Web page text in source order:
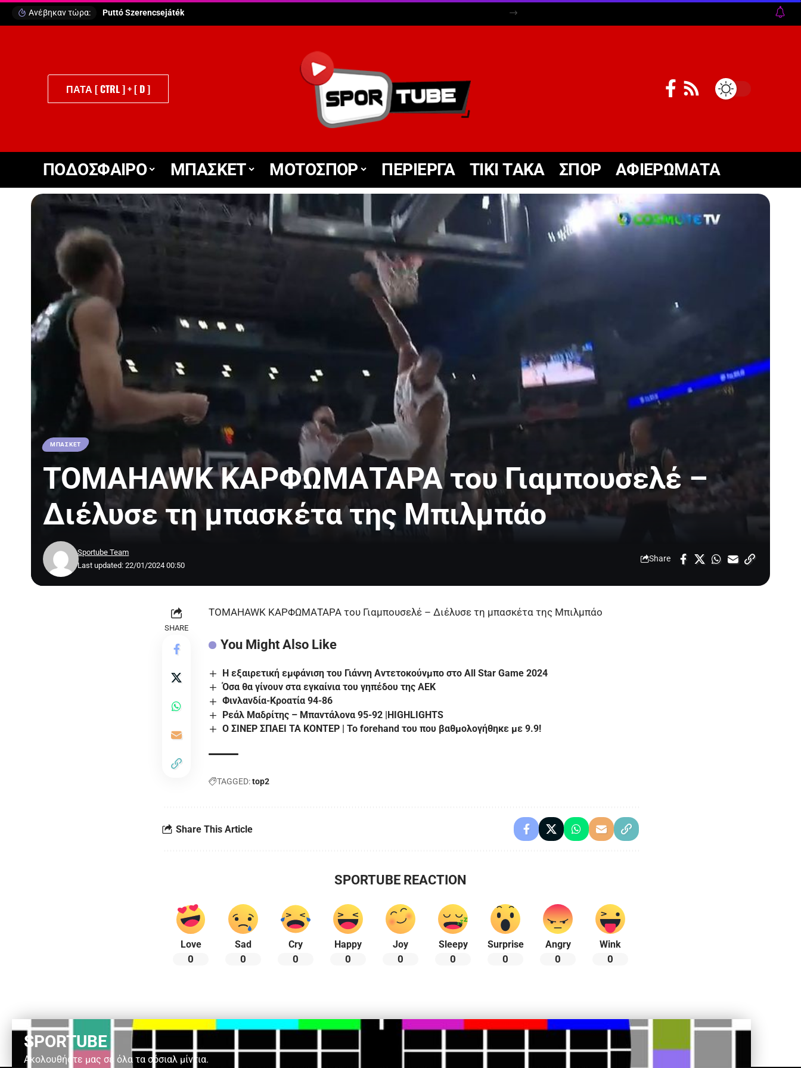
Ανέβηκαν τώρα: Puttó Szerencsejáték
ΠΑΤΑ [ CTRL ] + [ D ]
ΠΟΔΟΣΦΑΙΡΟ ΜΠΑΣΚΕΤ ΜΟΤΟΣΠΟΡ ΠΕΡΙΕΡΓΑ TIKΙ TΑΚΑ ΣΠΟΡ ΑΦΙΕΡΩΜΑΤΑ
ΜΠΑΣΚΕΤ
TOMAHAWK ΚΑΡΦΩΜΑΤΑΡΑ του Γιαμπουσελέ –
Διέλυσε τη μπασκέτα της Μπιλμπάο
Last updated: 22/01/2024 00:50
Sportube Team
Share
SHARE
TOMAHAWK ΚΑΡΦΩΜΑΤΑΡΑ του Γιαμπουσελέ – Διέλυσε τη μπασκέτα της Μπιλμπάο
You Might Also Like
Η εξαιρετική εμφάνιση του Γιάννη Αντετοκούνμπο στο All Star Game 2024
Όσα θα γίνουν στα εγκαίνια του γηπέδου της ΑΕΚ
Φινλανδία-Κροατία 94-86
Ρεάλ Μαδρίτης – Μπαντάλονα 95-92 |HIGHLIGHTS
Ο ΣΙΝΕΡ ΣΠΑΕΙ ΤΑ ΚΟΝΤΕΡ | Το forehand του που βαθμολογήθηκε με 9.9!
TAGGED:top2
Share This Article
SPORTUBE REACTION
Love
0
Sad
0
Cry
0
Happy
0
Joy
0
Sleepy
0
Surprise
0
Angry
0
Wink
0
SPORTUBE
Ακολουθήστε μας σε όλα τα σόσιαλ μίντια.